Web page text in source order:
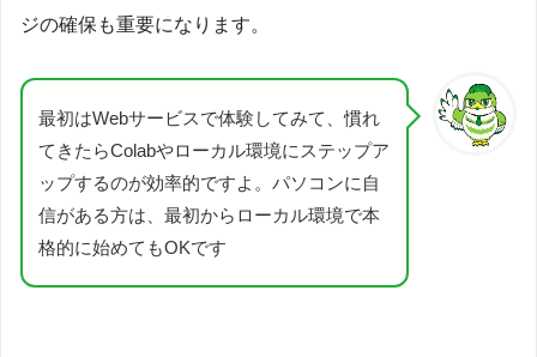
ジの確保も重要になります。
最初はWebサービスで体験してみて、慣れ
てきたらColabやローカル環境にステップア
ップするのが効率的ですよ。パソコンに自
信がある方は、最初からローカル環境で本
格的に始めてもOKです